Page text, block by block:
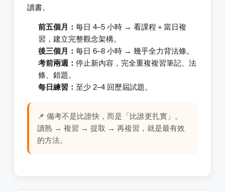
讀書。
前五個月： 每日 4–5 小時 → 看課程＋當日複
習，建立完整觀念架構。
後三個月： 每日 6–8 小時 → 幾乎全力背法條。
考前兩週： 停止新內容，完全重複複習筆記、法
條、錯題。
每日練習： 至少 2–4 回歷屆試題。
📌 備考不是比誰快，而是「比誰更扎實」。
讀熟 → 複習 → 提取 → 再複習，就是最有效
的方法。